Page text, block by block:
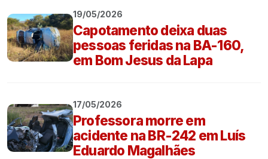
19/05/2026
Capotamento deixa duas
pessoas feridas na BA-160,
em Bom Jesus da Lapa
17/05/2026
Professora morre em
acidente na BR-242 em Luís
Eduardo Magalhães